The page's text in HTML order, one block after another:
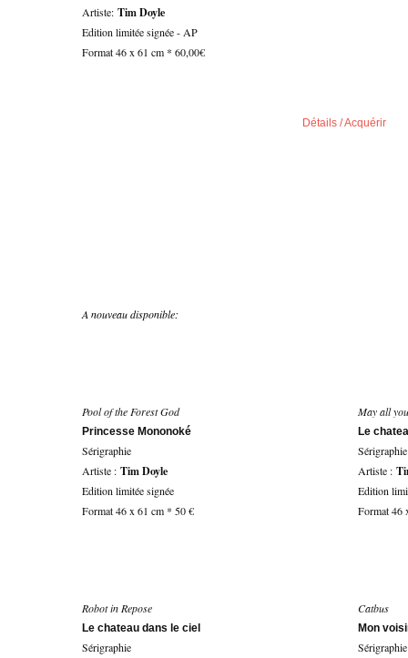
Artiste: Tim Doyle
Edition limitée signée - AP
Format 46 x 61 cm * 60,00€
Détails / Acquérir
A nouveau disponible:
Pool of the Forest God
Princesse Mononoké
Sérigraphie
Artiste : Tim Doyle
Edition limitée signée
Format 46 x 61 cm * 50 €
May all
Le
Sérigraphie
Artiste :
Edition
Format 46
Robot in Repose
Le chateau dans le ciel
Sérigraphie
Catbus
Mon
Sérigraphie